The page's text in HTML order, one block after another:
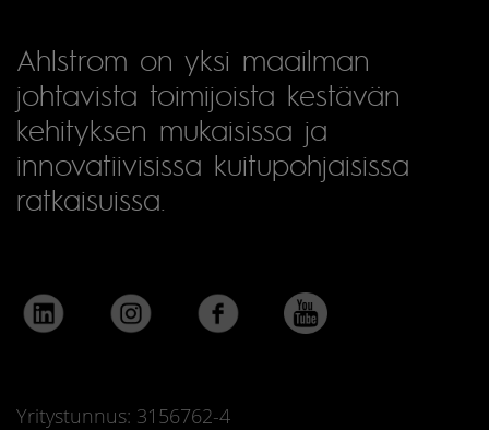
Ahlstrom on yksi maailman
johtavista toimijoista kestävän
kehityksen mukaisissa ja
innovatiivisissa kuitupohjaisissa
ratkaisuissa.
Yritystunnus: 3156762-4